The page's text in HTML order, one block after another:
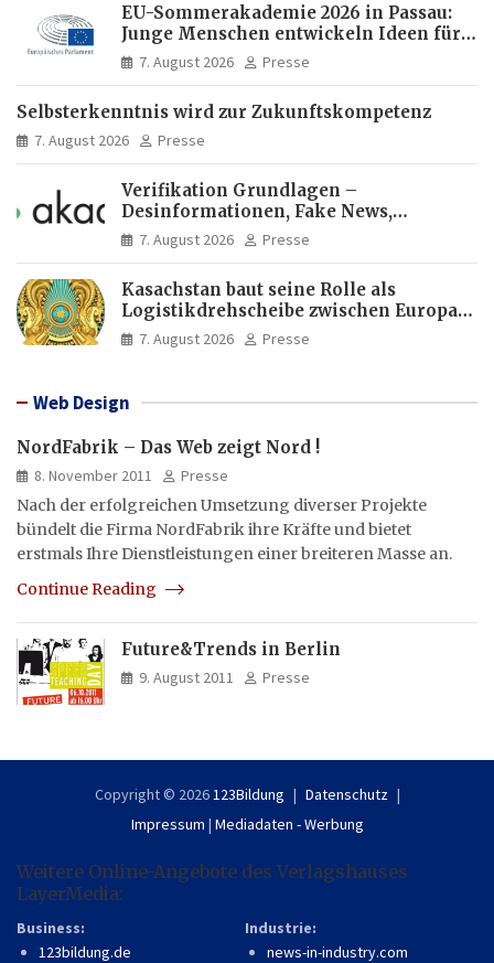
EU-Sommerakademie 2026 in Passau:
Junge Menschen entwickeln Ideen für
Europas Zukunft
7. August 2026 Presse
Selbsterkenntnis wird zur Zukunftskompetenz
7. August 2026 Presse
Verifikation Grundlagen –
Desinformationen, Fake News,
manipulierte Inhalte | dpa-Akademie
7. August 2026 Presse
Kasachstan baut seine Rolle als
Logistikdrehscheibe zwischen Europa
und Asien aus
7. August 2026 Presse
Web Design
NordFabrik – Das Web zeigt Nord !
8. November 2011
Presse
Nach der erfolgreichen Umsetzung diverser Projekte
bündelt die Firma NordFabrik ihre Kräfte und bietet
erstmals Ihre Dienstleistungen einer breiteren Masse an.
Continue Reading
Future&Trends in Berlin
9. August 2011 Presse
Copyright © 2026 123Bildung
Datenschutz
Impressum | Mediadaten - Werbung
Weitere Online-Angebote des Verlagshauses
LayerMedia:
Business:
123bildung.de
Industrie:
news-in-industry.com